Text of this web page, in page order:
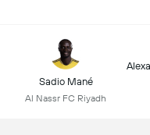
Sadio Mané
Al Nassr FC Riyadh